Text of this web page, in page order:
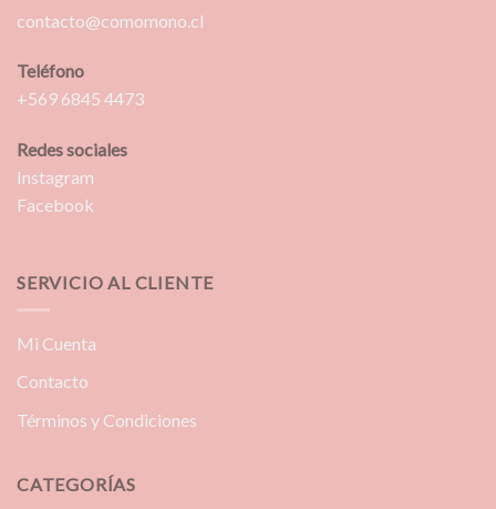
contacto@comomono.cl
Teléfono
+569 6845 4473
Redes sociales
Instagram
Facebook
SERVICIO AL CLIENTE
Mi Cuenta
Contacto
Términos y Condiciones
CATEGORÍAS